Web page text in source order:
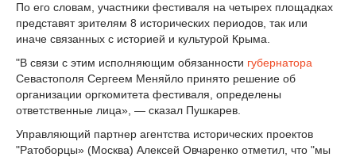
По его словам, участники фестиваля на четырех площадках
представят зрителям 8 исторических периодов, так или
иначе связанных с историей и культурой Крыма.
"В связи с этим исполняющим обязанности губернатора
Севастополя Сергеем Меняйло принято решение об
организации оргкомитета фестиваля, определены
ответственные лица», — сказал Пушкарев.
Управляющий партнер агентства исторических проектов
"Ратоборцы» (Москва) Алексей Овчаренко отметил, что "мы